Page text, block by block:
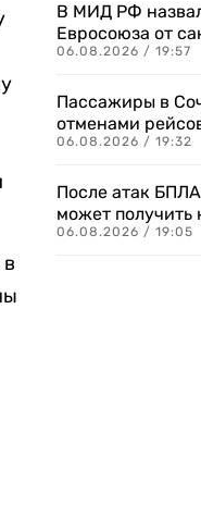
В МИД РФ
Евросоюза от
06.08.2026 / 19:57
Пассажиры в
отменами
06.08.2026 / 19:32
После атак
может получить
06.08.2026 / 19:05